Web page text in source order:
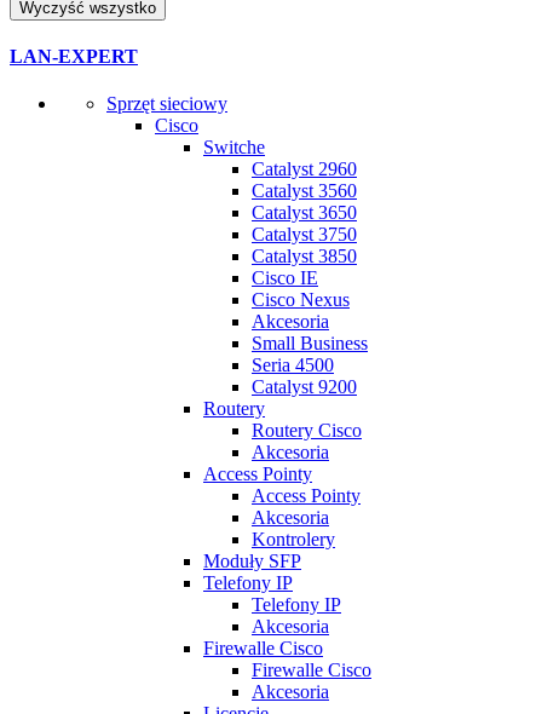
Wyczyść wszystko
LAN-EXPERT
Sprzęt sieciowy
Cisco
Switche
Catalyst 2960
Catalyst 3560
Catalyst 3650
Catalyst 3750
Catalyst 3850
Cisco IE
Cisco Nexus
Akcesoria
Small Business
Seria 4500
Catalyst 9200
Routery
Routery Cisco
Akcesoria
Access Pointy
Access Pointy
Akcesoria
Kontrolery
Moduły SFP
Telefony IP
Telefony IP
Akcesoria
Firewalle Cisco
Firewalle Cisco
Akcesoria